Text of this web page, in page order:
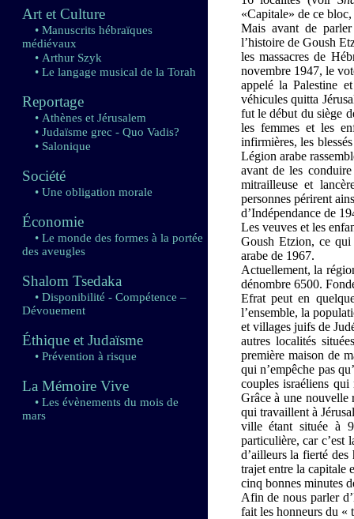
Art et Culture
• Manuscrits hébraïques
médiévaux
• Arthur Szyk
• Le langage musical de la Torah
Reportage
• Athènes et Jérusalem
• Judaïsme grec - Quo Vadis?
• Salonique
Société
• Une obligation morale
Économie
• Le monde des formes à la portée
des aveugles
Shalom Tsedaka
• Disponibilité - Compétence –
Dévouement
Éthique et Judaïsme
• Prévention à risque
La Mémoire Vive
• Les évènements du mois de
mars
«Capitale» de ce
Mais avant de
l’histoire de Goush
les massacres de
novembre 1947, le
appelé la Palestine
véhicules quitta
fut le début du siège
les femmes et les
infirmières, les
Légion arabe
avant de les
mitrailleuse et
personnes périrent
d’Indépendance de
Les veuves et les
Goush Etzion, ce qui
arabe de 1967.
Actuellement, la
dénombre 6500.
Efrat peut en
l’ensemble, la
et villages juifs de
autres localités
première maison de
qui n’empêche pas
couples israéliens
Grâce à une nouvelle
qui travaillent à
ville étant située à
particulière, car c’est
d’ailleurs la fierté
trajet entre la
cinq bonnes minutes
Afin de nous parler
fait les honneurs du «